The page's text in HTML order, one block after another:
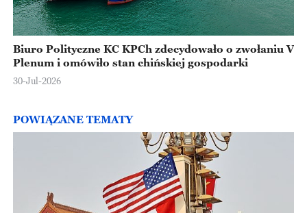
Biuro Polityczne KC KPCh zdecydowało o zwołaniu V
Plenum i omówiło stan chińskiej gospodarki
30-Jul-2026
POWIĄZANE TEMATY